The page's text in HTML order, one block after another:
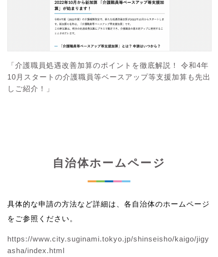
「介護職員処遇改善加算のポイントを徹底解説！ 令和4年
10月スタートの介護職員等ベースアップ等支援加算も先出
しご紹介！」
自治体ホームページ
具体的な申請の方法など詳細は、各自治体のホームページ
をご参照ください。
https://www.city.suginami.tokyo.jp/shinseisho/kaigo/jigy
asha/index.html